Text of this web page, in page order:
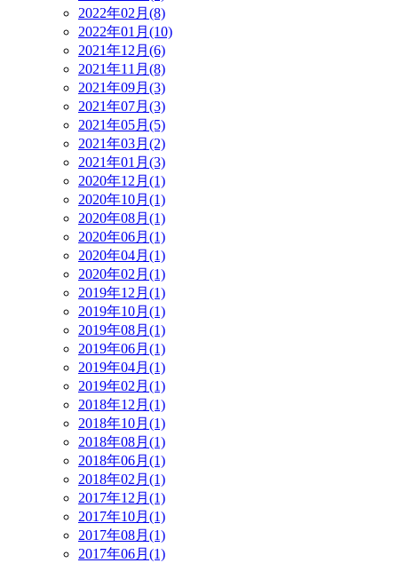
2022年02月(8)
2022年01月(10)
2021年12月(6)
2021年11月(8)
2021年09月(3)
2021年07月(3)
2021年05月(5)
2021年03月(2)
2021年01月(3)
2020年12月(1)
2020年10月(1)
2020年08月(1)
2020年06月(1)
2020年04月(1)
2020年02月(1)
2019年12月(1)
2019年10月(1)
2019年08月(1)
2019年06月(1)
2019年04月(1)
2019年02月(1)
2018年12月(1)
2018年10月(1)
2018年08月(1)
2018年06月(1)
2018年02月(1)
2017年12月(1)
2017年10月(1)
2017年08月(1)
2017年06月(1)